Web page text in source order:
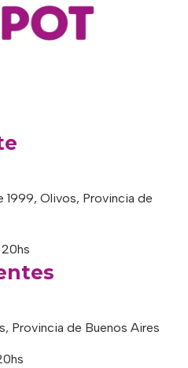
Olivos, Provincia de
Provincia de Buenos Aires